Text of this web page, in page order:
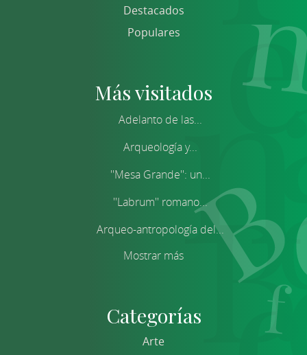
Destacados
Populares
Más visitados
Adelanto de las...
Arqueología y...
''Mesa Grande'': un...
''Labrum'' romano...
Arqueo-antropología del...
Mostrar más
Categorías
Arte